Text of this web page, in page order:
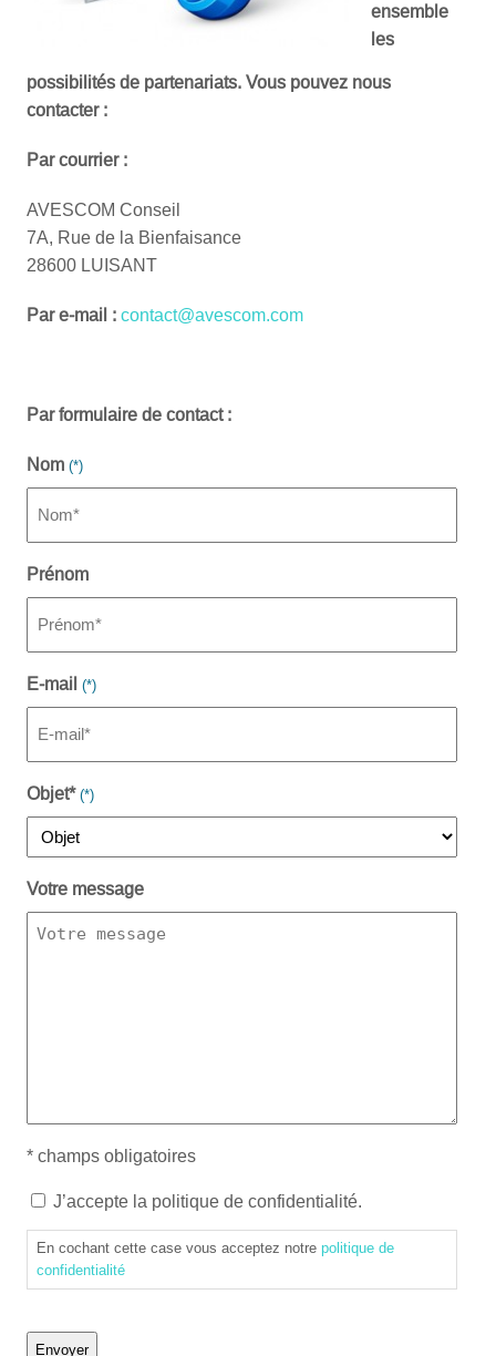
ensemble
les
possibilités de partenariats. Vous pouvez nous
contacter :
Par courrier :
AVESCOM Conseil
7A, Rue de la Bienfaisance
28600 LUISANT
Par e-mail : contact@avescom.com
Par formulaire de contact :
Nom
Prénom
E-mail
Objet*
Votre message
* champs obligatoires
En
cochant
cette
acceptez
J’accepte la politique de confidentialité.
En cochant cette case vous acceptez notrepolitique de
confidentialité